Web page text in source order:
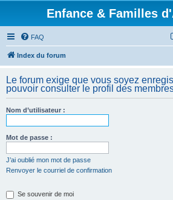
Enfance & Familles
FAQ
Index du forum
Le forum exige que vous soyez
pouvoir consulter le profil des
Nom d’utilisateur :
Mot de passe :
J’ai oublié mon mot de passe
Renvoyer le courriel de confirmation
Se souvenir de moi